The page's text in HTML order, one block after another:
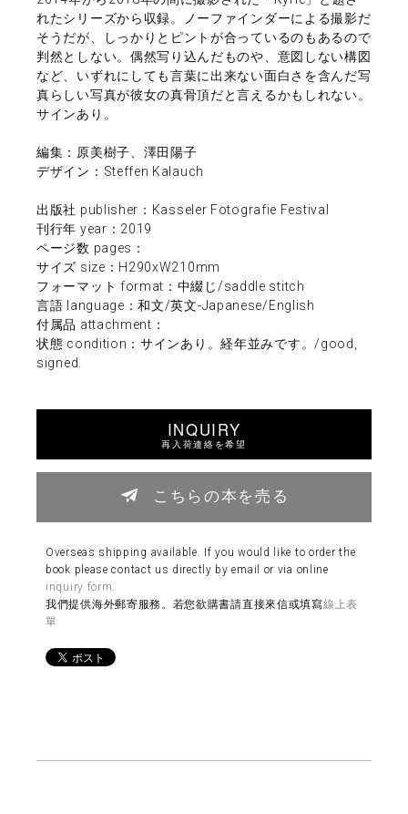
れたシリーズから収録。ノーファインダーによる撮影だ
そうだが、しっかりとピントが合っているのもあるので
判然としない。偶然写り込んだものや、意図しない構図
など、いずれにしても言葉に出来ない面白さを含んだ写
真らしい写真が彼女の真骨頂だと言えるかもしれない。
サインあり。
編集：原美樹子、澤田陽子
デザイン：Steffen Kalauch
出版社 publisher：Kasseler Fotografie Festival
刊行年 year：2019
ページ数 pages：
サイズ size：H290xW210mm
フォーマット format：中綴じ/saddle stitch
言語 language：和文/英文-Japanese/English
付属品 attachment：
状態 condition：サインあり。経年並みです。/good,
signed.
INQUIRY
再入荷連絡を希望
こちらの本を売る
Overseas shipping available. If you would like to order the
book please contact us directly by email or via online
inquiry form
我們提供海外郵寄服務。若您欲購書請直接來信或填寫線上表
單